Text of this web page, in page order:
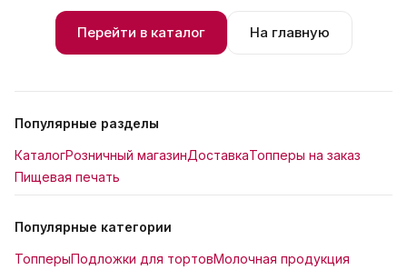
Перейти в каталог На главную
Популярные разделы
КаталогРозничный магазинДоставкаТопперы на заказ
Пищевая печать
Популярные категории
ТопперыПодложки для тортовМолочная продукция